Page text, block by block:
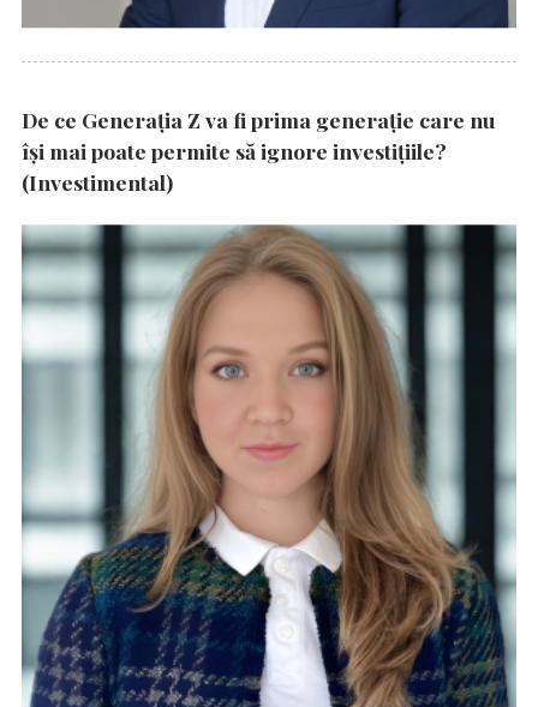
De ce Generația Z va fi prima generație care nu
își mai poate permite să ignore investițiile?
(Investimental)